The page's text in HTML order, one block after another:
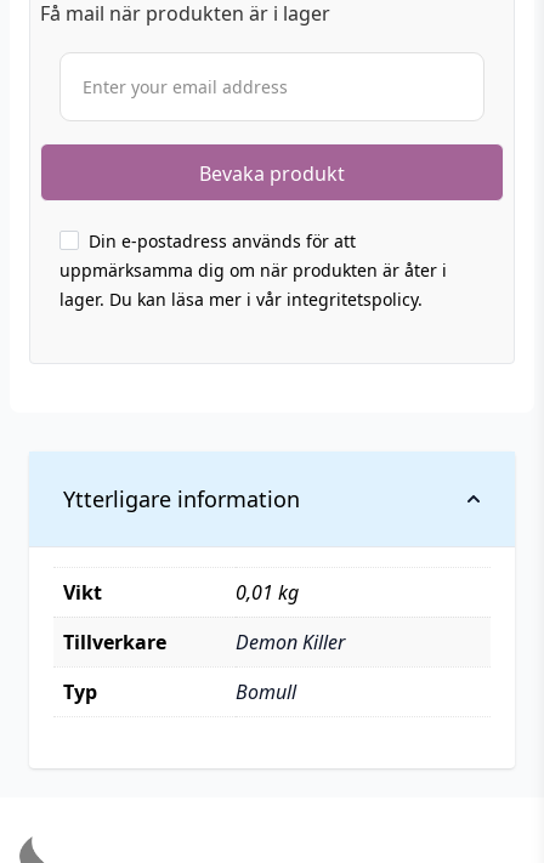
Få mail när produkten är i lager
Din e-postadress används för att
uppmärksamma dig om när produkten är åter i
lager. Du kan läsa mer i vår integritetspolicy.
Ytterligare information
Vikt
0,01 kg
Tillverkare
Demon Killer
Typ
Bomull